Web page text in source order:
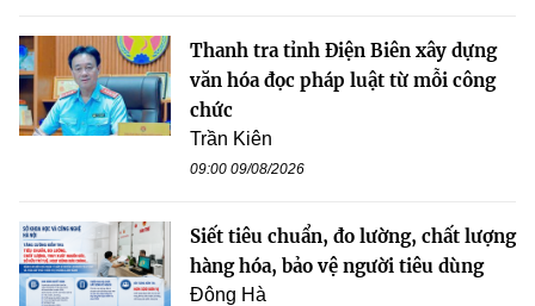
Thanh tra tỉnh Điện Biên xây dựng
văn hóa đọc pháp luật từ mỗi công
chức
Trần Kiên
09:00 09/08/2026
Siết tiêu chuẩn, đo lường, chất lượng
hàng hóa, bảo vệ người tiêu dùng
Đông Hà